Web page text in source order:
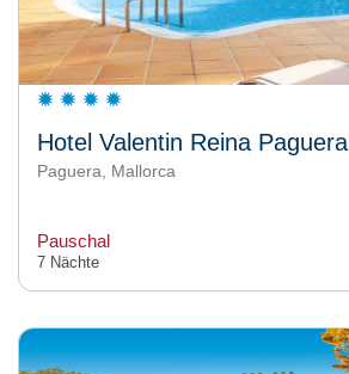
Hotel Valentin Reina Paguera
Paguera, Mallorca
Pauschal
7 Nächte